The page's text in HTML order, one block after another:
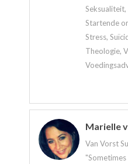
Startende
Stress,
Theologie,
Marielle
Van Vorst